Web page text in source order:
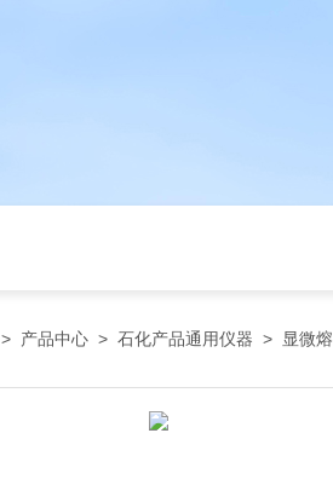
> 产品中心 > 石化产品通用仪器 > 显微